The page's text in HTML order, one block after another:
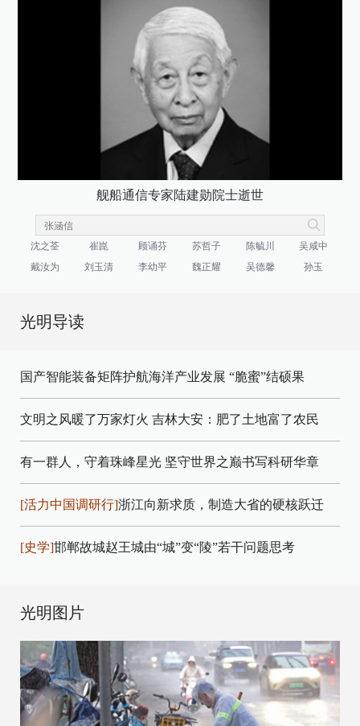
舰船通信专家陆建勋院士逝世
沈之荃 崔崑 顾诵芬 苏哲子 陈毓川
吴咸中
戴汝为
刘玉清 李幼平 魏正耀 吴德馨 孙玉
光明导读
国产智能装备矩阵护航海洋产业发展 “脆蜜”结硕果
文明之风暖了万家灯火 吉林大安：肥了土地富了农民
有一群人，守着珠峰星光 坚守世界之巅书写科研华章
[活力中国调研行]浙江向新求质，制造大省的硬核跃迁
[史学]邯郸故城赵王城由“城”变“陵”若干问题思考
光明图片